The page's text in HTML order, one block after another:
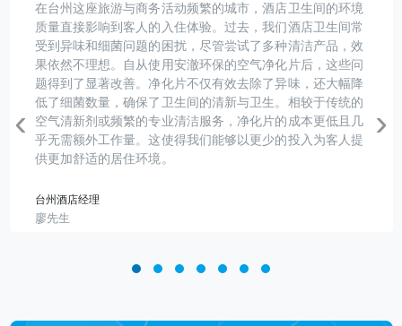
在台州这座旅游与商务活动频繁的城市，酒店卫生间的环境
质量直接影响到客人的入住体验。过去，我们酒店卫生间常
受到异味和细菌问题的困扰，尽管尝试了多种清洁产品，效
果依然不理想。自从使用安澈环保的空气净化片后，这些问
题得到了显著改善。净化片不仅有效去除了异味，还大幅降
低了细菌数量，确保了卫生间的清新与卫生。相较于传统的
空气清新剂或频繁的专业清洁服务，净化片的成本更低且几
乎无需额外工作量。这使得我们能够以更少的投入为客人提
供更加舒适的居住环境。
台州酒店经理
廖先生
‹ ›